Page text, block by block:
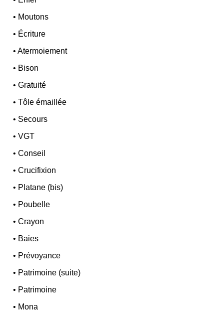
• Moutons
• Écriture
•Atermoiement
• Bison
•Gratuité
•Tôle émaillée
• Secours
•VGT
•Conseil
•Crucifixion
• Platane (bis)
• Poubelle
•Crayon
• Baies
• Prévoyance
• Patrimoine (suite)
• Patrimoine
• Mona